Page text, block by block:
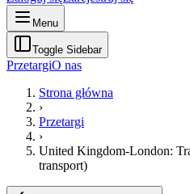
Menu
Toggle Sidebar
PrzetargiO nas
Strona główna
›
Przetargi
›
United Kingdom-London:
transport)